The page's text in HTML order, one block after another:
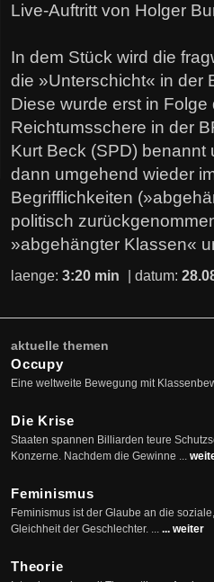
Live-Auftritt von Holger
In dem Stück wird die
die »Unterschicht« in der
Diese wurde erst in
Reichtumsschere in der
Kurt Beck (SPD)
dann umgehend wieder
Begrifflichkeiten
politisch
»abgehängter Klassen«
laenge: 3:20 min | datum:
aktuelle themen
Occupy
Eine weltweite Bewegung mit
Die Krise
Staaten spannen Billiarden teure
Konzerne. Nachdem die Gewinne ...
Feminismus
Feminismus ist der Glaube an die
Gleichheit der Geschlechter. ... ... weiter
Theorie